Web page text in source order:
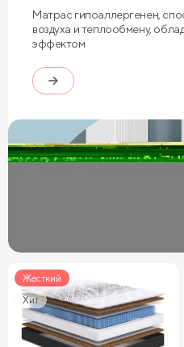
Матрас гипоаллергенен,
воздуха и теплообмену,
эффектом
Жесткий
Хит